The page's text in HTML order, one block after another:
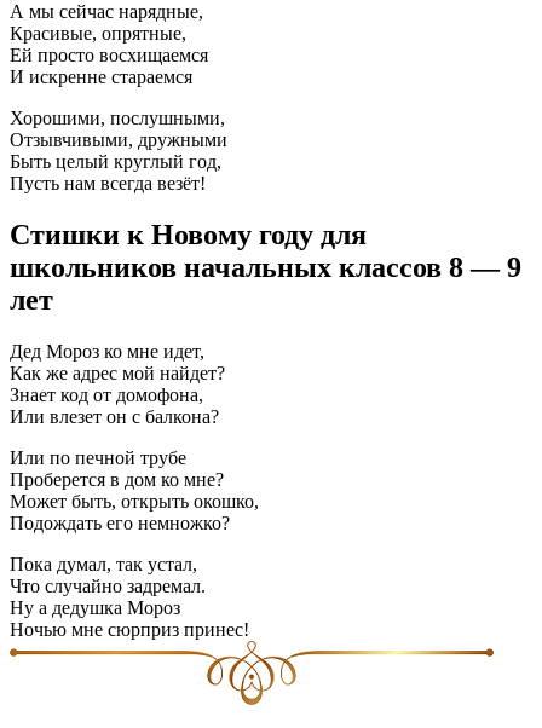
А мы сейчас нарядные,
Красивые, опрятные,
Ей просто восхищаемся
И искренне стараемся
Хорошими, послушными,
Отзывчивыми, дружными
Быть целый круглый год,
Пусть нам всегда везёт!
Стишки к Новому году для
школьников начальных классов 8 — 9
лет
Дед Мороз ко мне идет,
Как же адрес мой найдет?
Знает код от домофона,
Или влезет он с балкона?
Или по печной трубе
Проберется в дом ко мне?
Может быть, открыть окошко,
Подождать его немножко?
Пока думал, так устал,
Что случайно задремал.
Ну а дедушка Мороз
Ночью мне сюрприз принес!